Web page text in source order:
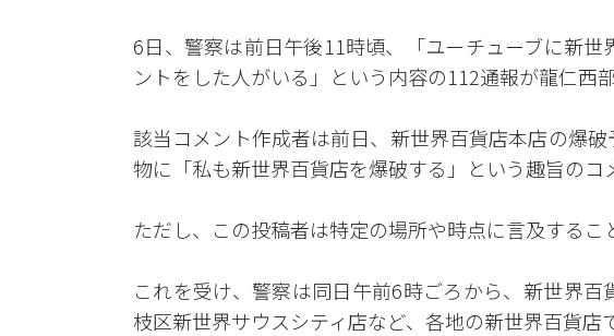
6日、警察は前日午後11時頃、「ユーチューブに新
ントをした人がいる」という内容の112通報が龍仁西
該当コメント作成者は前日、新世界百貨店本店の爆
物に「私も新世界百貨店を爆破する」という趣旨のコ
ただし、この投稿者は特定の場所や時点に言及するこ
これを受け、警察は同日午前6時ごろから、新世界
枝区新世界サウスシティ店など、各地の新世界百貨店